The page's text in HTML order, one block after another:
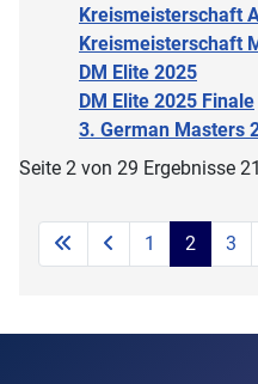
Kreismeisterschaft
Kreismeisterschaft
DM Elite 2025
DM Elite 2025 Finale
3. German Masters
Seite 2 von 29 Ergebnisse
1 2 3